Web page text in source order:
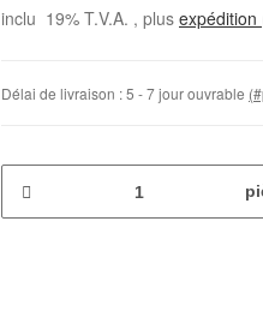
inclu 19% T.V.A. , plus expédition
Délai de livraison :5 - 7 jour ouvrable